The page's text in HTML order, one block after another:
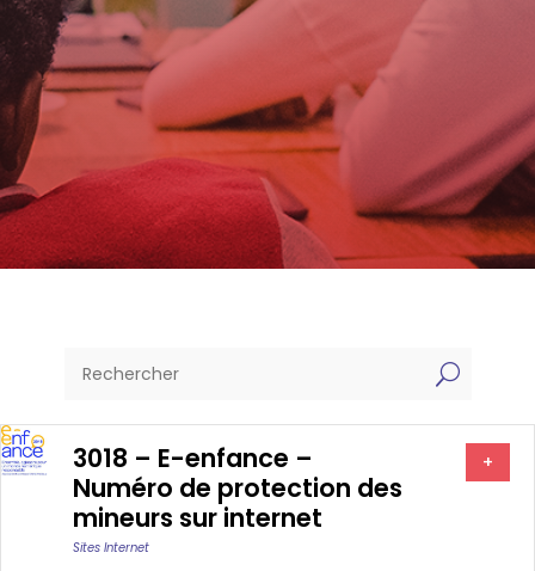
U
3018 – E-enfance –
Numéro de protection des
mineurs sur internet
Sites Internet
+